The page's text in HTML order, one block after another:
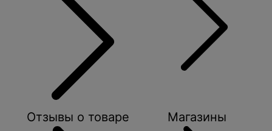
Отзывы о товаре Магазины